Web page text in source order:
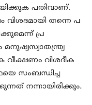
പതിവാണ്.
തന്നെ പ
പ്ര
വീക്ഷണം വിശദീക
സംബന്ധിച്ച
നന്നായിരിക്കും.